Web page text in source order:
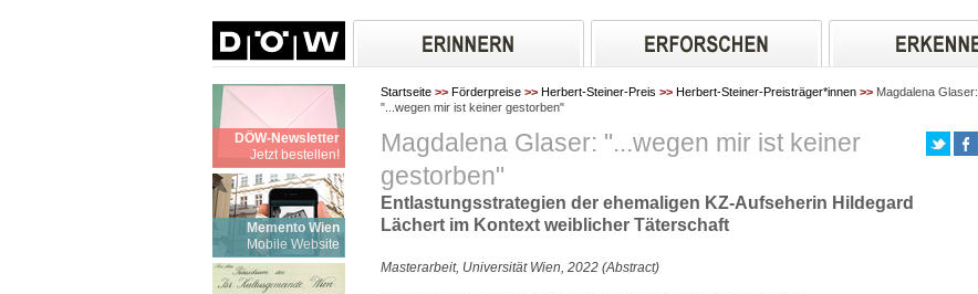
DÖW-Newsletter
Jetzt bestellen!
Memento Wien
Mobile Website
Startseite >> Förderpreise >> Herbert-Steiner-Preis >> Herbert-Steiner-Preisträger*innen >> Magdalena Glaser:
"...wegen mir ist keiner gestorben"
Magdalena Glaser: "...wegen mir ist keiner
gestorben"
Entlastungsstrategien der ehemaligen KZ-Aufseherin Hildegard
Lächert im Kontext weiblicher Täterschaft
Masterarbeit, Universität Wien, 2022 (Abstract)